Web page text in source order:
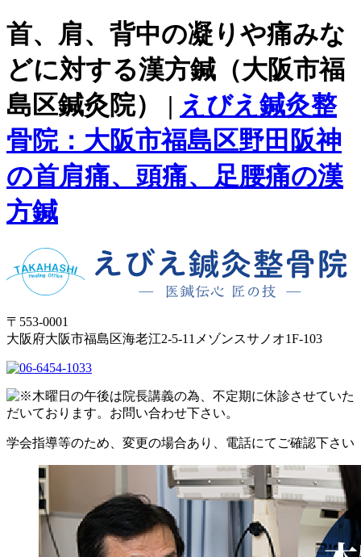
首、肩、背中の凝りや痛みな
どに対する漢方鍼（大阪市福
島区鍼灸院） | えびえ鍼灸整
骨院：大阪市福島区野田阪神
の首肩痛、頭痛、足腰痛の漢
方鍼
〒553-0001
大阪府大阪市福島区海老江2-5-11メゾンスサノオ1F-103
学会指導等のため、変更の場合あり、電話にてご確認下さい